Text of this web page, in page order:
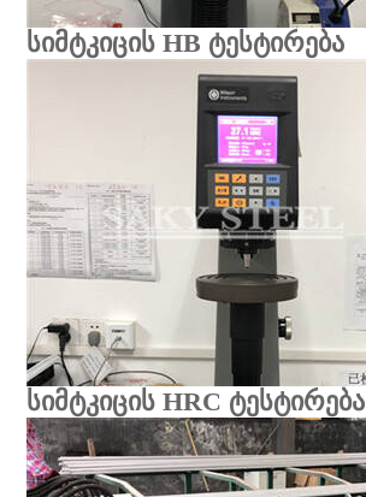
სიმტკიცის HB ტესტირება
სიმტკიცის HRC ტესტირება